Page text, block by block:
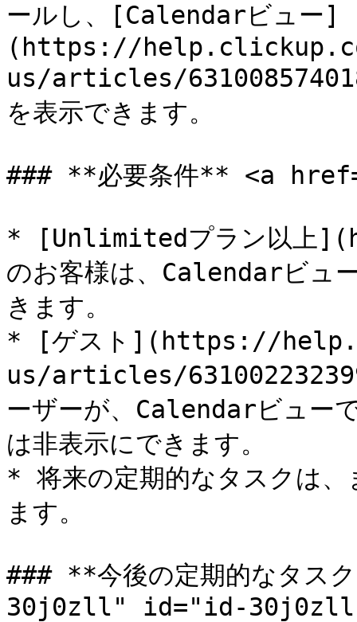
ールし、[Calendarビュー]
(https://
us/articles/
を表示できます。
### **必要条件** <a
* [Unlimitedプラン以
のお客様は、Calendarビュ
きます。
* [ゲスト](https://
us/articles/
ーザーが、Calendarビュー
は非表示にできます。
* 将来の定期的なタスクは、
ます。
### **今後の定期的なタ
30j0zll" id="id-